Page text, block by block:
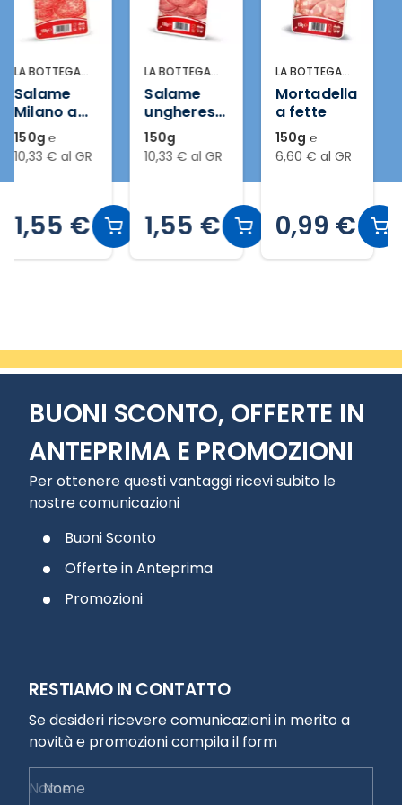
LA BOTTEGA
DEL GUSTO
Salame
ungherese
a fette
150g
10,33 € al GR
1,55 €
LA BOTTEGA
DEL GUSTO
Mortadella
a fette
150g ℮
6,60 € al GR
0,99 €
LA BOTTEGA
DEL GUSTO
Arrosto di
petto di
pollo a
fette
110g ℮
14,45 € al GR
1,59 €
BUONI SCONTO, OFFERTE IN
ANTEPRIMA E PROMOZIONI
Per ottenere questi vantaggi ricevi subito le
nostre comunicazioni
Buoni Sconto
Offerte in Anteprima
Promozioni
RESTIAMO IN CONTATTO
Se desideri ricevere comunicazioni in merito a
novità e promozioni compila il form
Nome